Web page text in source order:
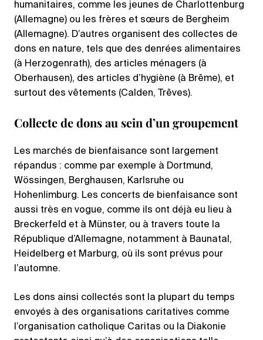
humanitaires, comme les jeunes de Charlottenburg
(Allemagne) ou les frères et sœurs de Bergheim
(Allemagne). D’autres organisent des collectes de
dons en nature, tels que des denrées alimentaires
(à Herzogenrath), des articles ménagers (à
Oberhausen), des articles d’hygiène (à Brême), et
surtout des vêtements (Calden, Trêves).
Collecte de dons au sein d’un groupement
Les marchés de bienfaisance sont largement
répandus : comme par exemple à Dortmund,
Wössingen, Berghausen, Karlsruhe ou
Hohenlimburg. Les concerts de bienfaisance sont
aussi très en vogue, comme ils ont déjà eu lieu à
Breckerfeld et à Münster, ou à travers toute la
République d’Allemagne, notamment à Baunatal,
Heidelberg et Marburg, où ils sont prévus pour
l’automne.
Les dons ainsi collectés sont la plupart du temps
envoyés à des organisations caritatives comme
l’organisation catholique Caritas ou la Diakonie